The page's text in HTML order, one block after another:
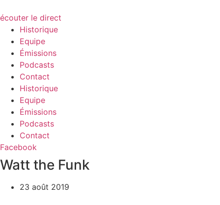
écouter le direct
Historique
Equipe
Émissions
Podcasts
Contact
Historique
Equipe
Émissions
Podcasts
Contact
Facebook
Watt the Funk
23 août 2019